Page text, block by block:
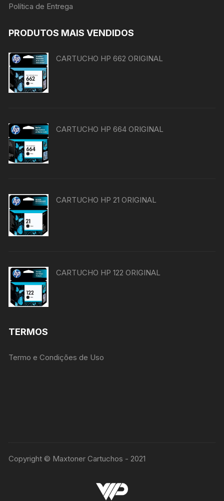
Política de Entrega
PRODUTOS MAIS VENDIDOS
CARTUCHO HP 662 ORIGINAL
CARTUCHO HP 664 ORIGINAL
CARTUCHO HP 21 ORIGINAL
CARTUCHO HP 122 ORIGINAL
TERMOS
Termo e Condições de Uso